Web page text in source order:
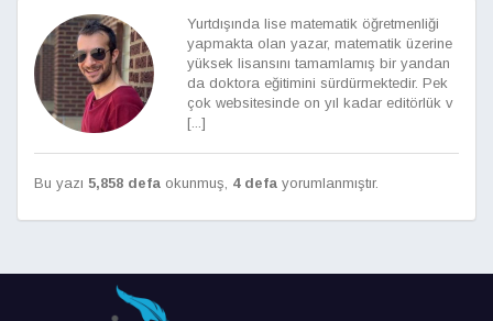
Yurtdışında lise matematik öğretmenliği
yapmakta olan yazar, matematik üzerine
yüksek lisansını tamamlamış bir yandan
da doktora eğitimini sürdürmektedir. Pek
çok websitesinde on yıl kadar editörlük v
[...]
Bu yazı 5,858 defa okunmuş, 4 defa yorumlanmıştır.